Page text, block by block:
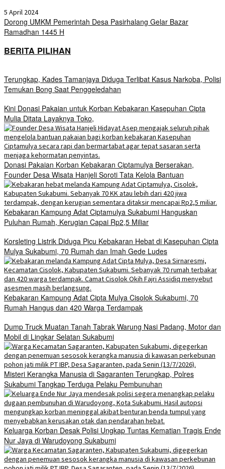
5 April 2024
Dorong UMKM Pemerintah Desa Pasirhalang Gelar Bazar
Ramadhan 1445 H
BERITA PILIHAN
Terungkap, Kades Tamanjaya Diduga Terlibat Kasus Narkoba, Polisi
Temukan Bong Saat Penggeledahan
Kini Donasi Pakaian untuk Korban Kebakaran Kasepuhan Cipta
Mulia Ditata Layaknya Toko,
Donasi Pakaian Korban Kebakaran Ciptamulya Berserakan,
Founder Desa Wisata Hanjeli Soroti Tata Kelola Bantuan
Kebakaran Kampung Adat Ciptamulya Sukabumi Hanguskan
Puluhan Rumah, Kerugian Capai Rp2,5 Miliar
Korsleting Listrik Diduga Picu Kebakaran Hebat di Kasepuhan Cipta
Mulya Sukabumi, 70 Rumah dan Imah Gede Ludes
Kebakaran Kampung Adat Cipta Mulya Cisolok Sukabumi, 70
Rumah Hangus dan 420 Warga Terdampak
Dump Truck Muatan Tanah Tabrak Warung Nasi Padang, Motor dan
Mobil di Lingkar Selatan Sukabumi
Misteri Kerangka Manusia di Sagaranten Terungkap, Polres
Sukabumi Tangkap Terduga Pelaku Pembunuhan
Keluarga Korban Desak Polisi Ungkap Tuntas Kematian Tragis Ende
Nur Jaya di Warudoyong Sukabumi